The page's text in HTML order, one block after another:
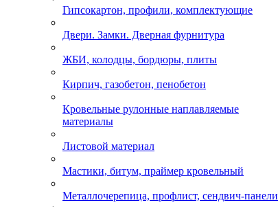
Гипсокартон, профили, комплектующие
Двери. Замки. Дверная фурнитура
ЖБИ, колодцы, бордюры, плиты
Кирпич, газобетон, пенобетон
Кровельные рулонные наплавляемые
материалы
Листовой материал
Мастики, битум, праймер кровельный
Металлочерепица, профлист, сендвич-панели